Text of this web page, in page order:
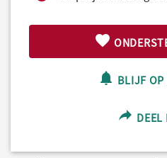
BLIJF OP
DEEL